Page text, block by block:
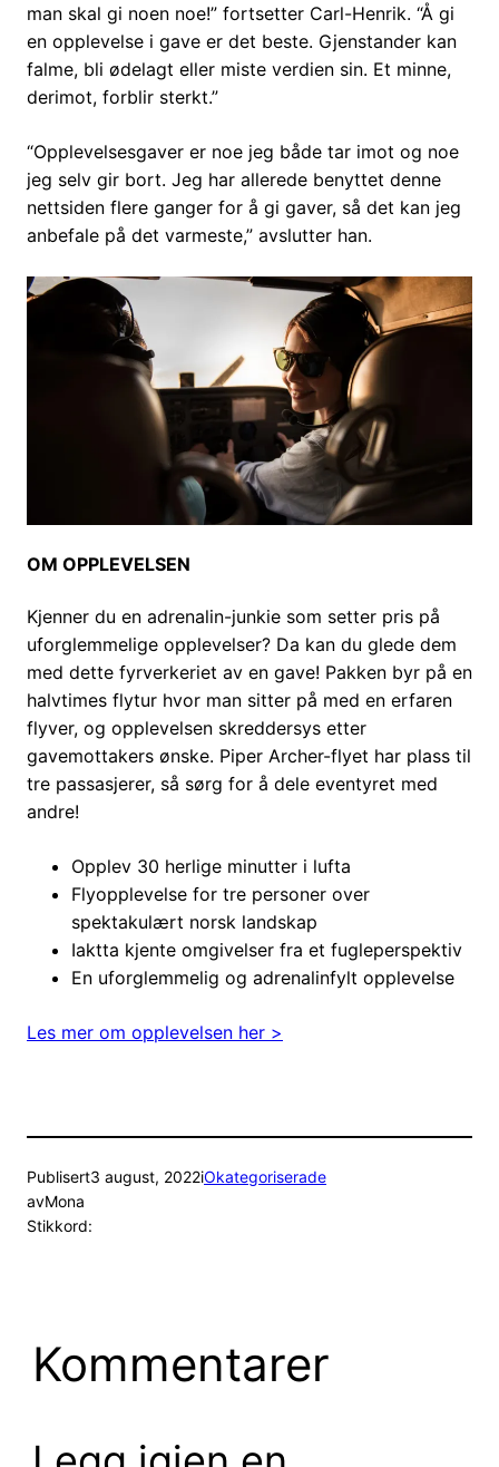
man skal gi noen noe!” fortsetter Carl-Henrik. “Å gi
en opplevelse i gave er det beste. Gjenstander kan
falme, bli ødelagt eller miste verdien sin. Et minne,
derimot, forblir sterkt.”
“Opplevelsesgaver er noe jeg både tar imot og noe
jeg selv gir bort. Jeg har allerede benyttet denne
nettsiden flere ganger for å gi gaver, så det kan jeg
anbefale på det varmeste,” avslutter han.
OM OPPLEVELSEN
Kjenner du en adrenalin-junkie som setter pris på
uforglemmelige opplevelser? Da kan du glede dem
med dette fyrverkeriet av en gave! Pakken byr på en
halvtimes flytur hvor man sitter på med en erfaren
flyver, og opplevelsen skreddersys etter
gavemottakers ønske. Piper Archer-flyet har plass til
tre passasjerer, så sørg for å dele eventyret med
andre!
Opplev 30 herlige minutter i lufta
Flyopplevelse for tre personer over
spektakulært norsk landskap
Iaktta kjente omgivelser fra et fugleperspektiv
En uforglemmelig og adrenalinfylt opplevelse
Les mer om opplevelsen her >
Publisert3 august, 2022iOkategoriserade
avMona
Stikkord:
Kommentarer